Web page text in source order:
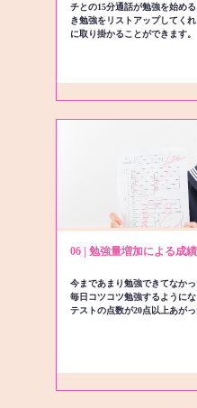
チとの15分通話が勉強を始め
き勉強をリストアップしてく
に取り掛かることができます。
06 | 勉強量増加による成
今まであまり勉強できてなか
毎日コツコツ勉強するように
テストの点数が20点以上あがっ